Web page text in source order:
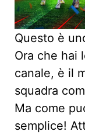
Questo è
Ora che hai
canale, è il
squadra
Ma come
semplice!